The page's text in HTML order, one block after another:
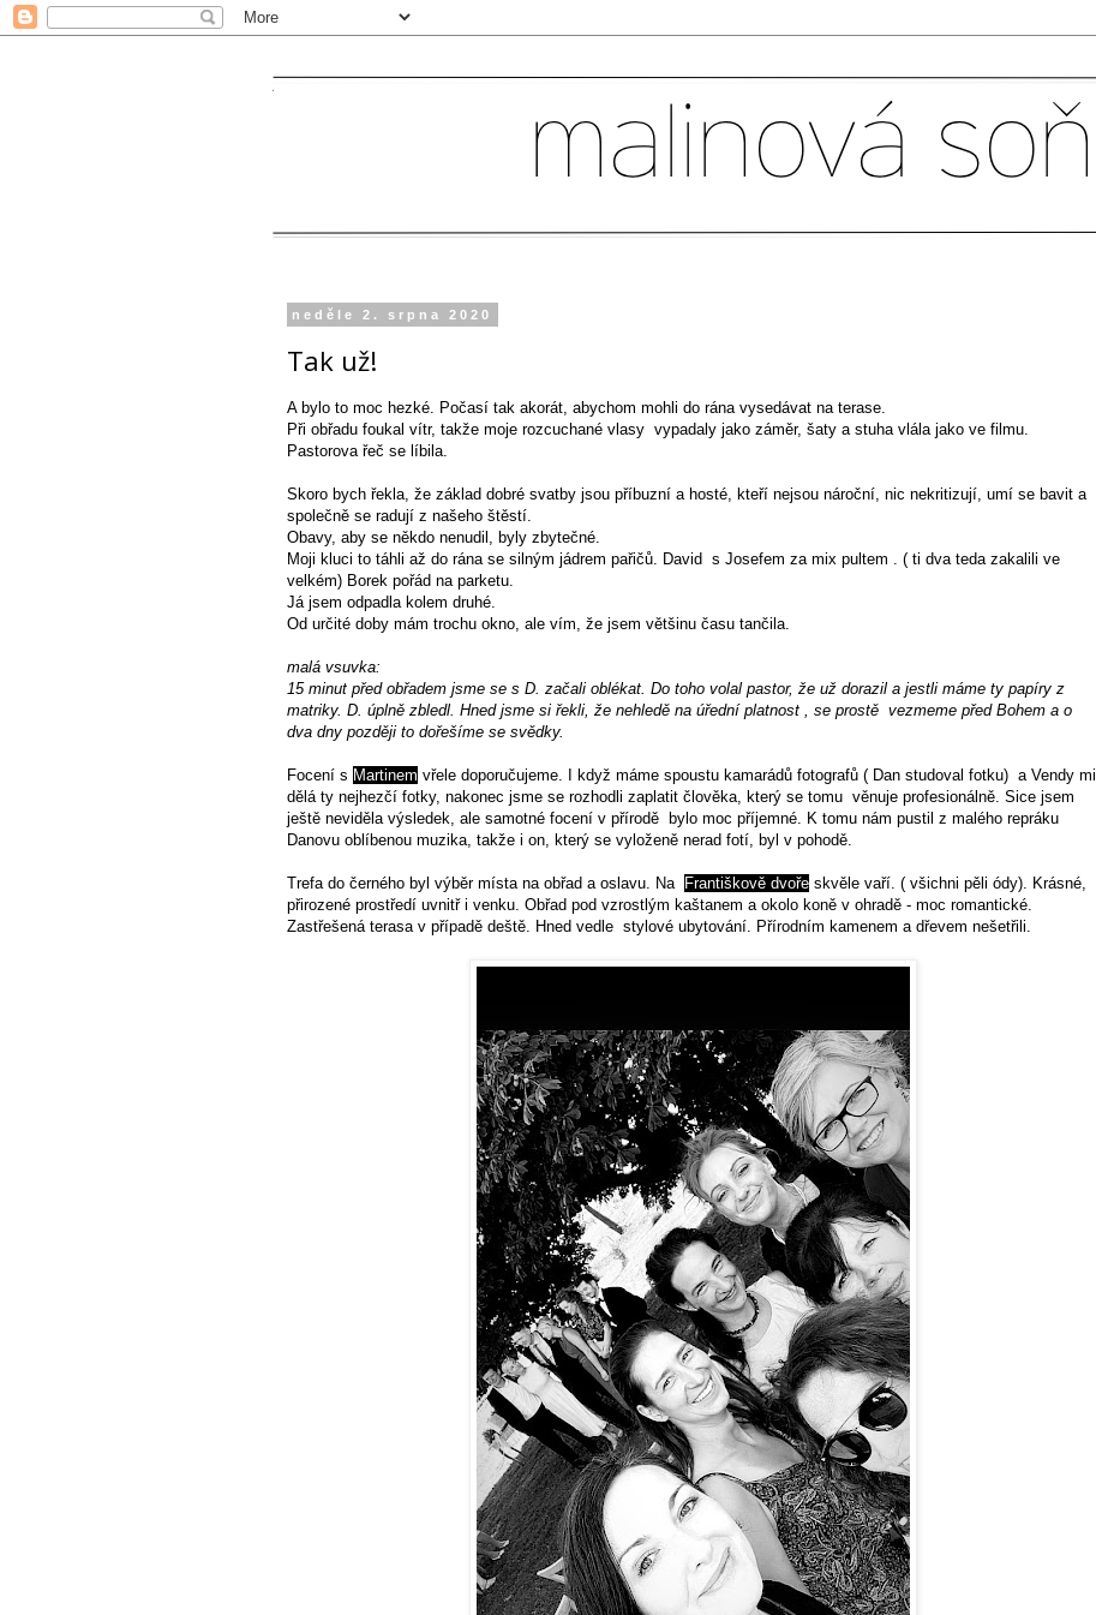
neděle 2. srpna 2020
Tak už!
A bylo to moc hezké. Počasí tak akorát, abychom mohli do rána vysedávat na terase.
Při obřadu foukal vítr, takže moje rozcuchané vlasy vypadaly jako záměr, šaty a stuha vlála jako ve filmu.
Pastorova řeč se líbila.
Skoro bych řekla, že základ dobré svatby jsou příbuzní a hosté, kteří nejsou nároční, nic nekritizují, umí se bavit a
společně se radují z našeho štěstí.
Obavy, aby se někdo nenudil, byly zbytečné.
Moji kluci to táhli až do rána se silným jádrem pařičů. David s Josefem za mix pultem . ( ti dva teda zakalili ve
velkém) Borek pořád na parketu.
Já jsem odpadla kolem druhé.
Od určité doby mám trochu okno, ale vím, že jsem většinu času tančila.
malá vsuvka:
15 minut před obřadem jsme se s D. začali oblékat. Do toho volal pastor, že už dorazil a jestli máme ty papíry z
matriky. D. úplně zbledl. Hned jsme si řekli, že nehledě na úřední platnost , se prostě vezmeme před Bohem a o
dva dny později to dořešíme se svědky.
Focení s Martinem vřele doporučujeme. I když máme spoustu kamarádů fotografů ( Dan studoval fotku) a Vendy mi
dělá ty nejhezčí fotky, nakonec jsme se rozhodli zaplatit člověka, který se tomu věnuje profesionálně. Sice jsem
ještě neviděla výsledek, ale samotné focení v přírodě bylo moc příjemné. K tomu nám pustil z malého repráku
Danovu oblíbenou muzika, takže i on, který se vyloženě nerad fotí, byl v pohodě.
Trefa do černého byl výběr místa na obřad a oslavu. Na Františkově dvoře skvěle vaří. ( všichni pěli ódy). Krásné,
přirozené prostředí uvnitř i venku. Obřad pod vzrostlým kaštanem a okolo koně v ohradě - moc romantické.
Zastřešená terasa v případě deště. Hned vedle stylové ubytování. Přírodním kamenem a dřevem nešetřili.